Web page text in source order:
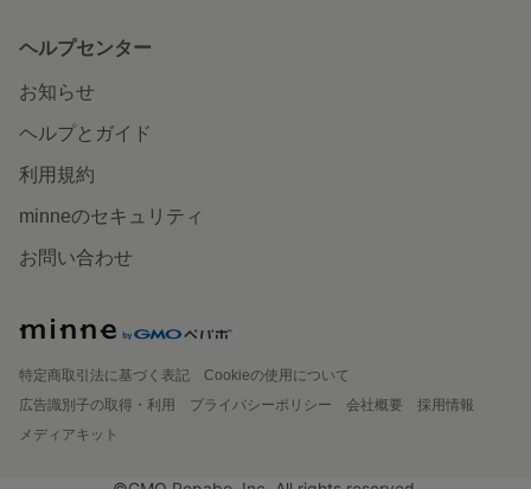
ヘルプセンター
お知らせ
ヘルプとガイド
利用規約
minneのセキュリティ
お問い合わせ
特定商取引法に基づく表記
Cookieの使用について
広告識別子の取得・利用
プライバシーポリシー 会社概要
採用情報
メディアキット